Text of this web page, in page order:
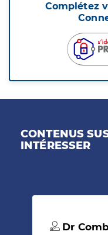
Complétez
CONTENUS
INTÉRESSER
Dr